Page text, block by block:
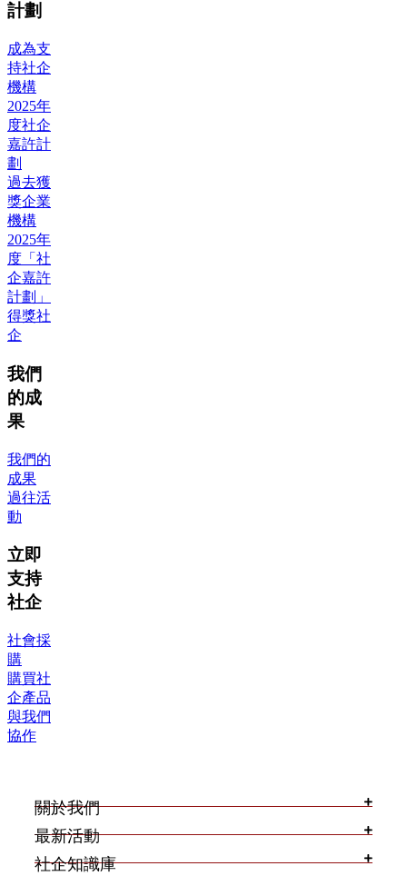
計劃
成為支
持社企
機構
2025年
度社企
嘉許計
劃
過去獲
獎企業
機構
2025年
度「社
企嘉許
計劃」
得獎社
企
我們
的成
果
我們的
成果
過往活
動
立即
支持
社企
社會採
購
購買社
企產品
與我們
協作
關於我們
最新活動
社企知識庫